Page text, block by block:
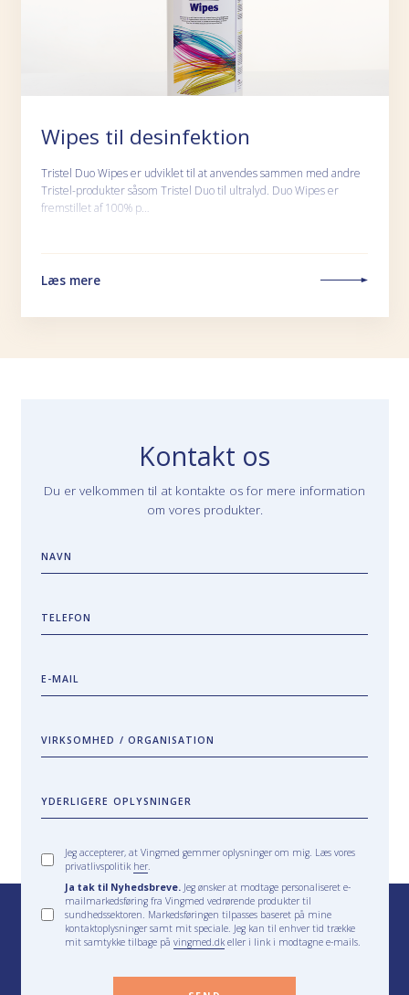
Wipes til desinfektion
Tristel Duo Wipes er udviklet til at anvendes sammen med andre
Tristel-produkter såsom Tristel Duo til ultralyd. Duo Wipes er
fremstillet af 100% p…
Læs mere
Kontakt os
Du er velkommen til at kontakte os for mere information
om vores produkter.
NAVN
TELEFON
E-MAIL
VIRKSOMHED / ORGANISATION
YDERLIGERE OPLYSNINGER
Jeg accepterer, at Vingmed gemmer oplysninger om mig. Læs vores
privatlivspolitik her.
Ja tak til Nyhedsbreve. Jeg ønsker at modtage personaliseret e-
mailmarkedsføring fra Vingmed vedrørende produkter til
sundhedssektoren. Markedsføringen tilpasses baseret på mine
kontaktoplysninger samt mit speciale. Jeg kan til enhver tid trække
mit samtykke tilbage påvingmed.dk eller i link i modtagne e-mails.